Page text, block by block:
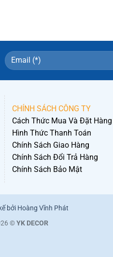
CHÍNH SÁCH CÔNG TY
Cách Thức Mua Và Đặt Hàng
Hình Thức Thanh Toán
Chính Sách Giao Hàng
Chính Sách Đổi Trả Hàng
Chính Sách Bảo Mật
bởi Hoàng Vĩnh Phát
©YK DECOR